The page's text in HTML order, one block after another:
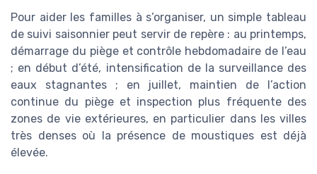
Pour aider les familles à s’organiser, un simple tableau
de suivi saisonnier peut servir de repère : au printemps,
démarrage du piège et contrôle hebdomadaire de l’eau
; en début d’été, intensification de la surveillance des
eaux stagnantes ; en juillet, maintien de l’action
continue du piège et inspection plus fréquente des
zones de vie extérieures, en particulier dans les villes
très denses où la présence de moustiques est déjà
élevée.